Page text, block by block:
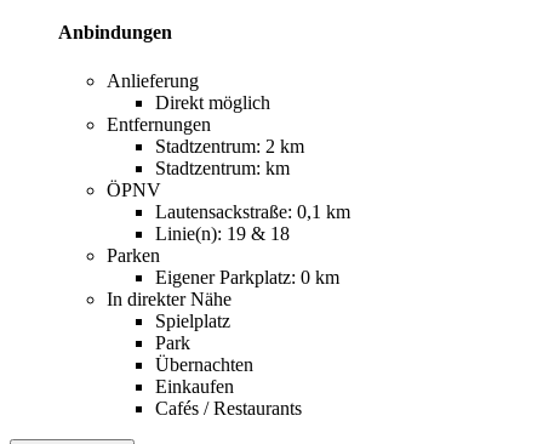
Anbindungen
Anlieferung
Direkt möglich
Entfernungen
Stadtzentrum: 2 km
Stadtzentrum: km
ÖPNV
Lautensackstraße: 0,1 km
Linie(n): 19 & 18
Parken
Eigener Parkplatz: 0 km
In direkter Nähe
Spielplatz
Park
Übernachten
Einkaufen
Cafés / Restaurants